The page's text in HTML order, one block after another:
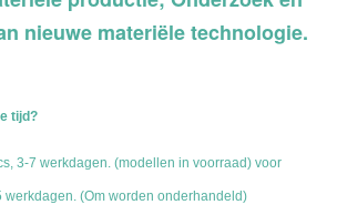
nieuwe materiële technologie.
tijd?
3-7 werkdagen. (modellen in voorraad) voor
werkdagen. (Om worden onderhandeld)